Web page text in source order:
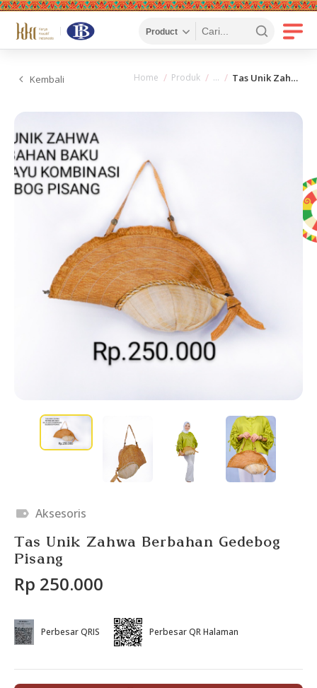
Kembali Home Produk Tas Unik Zahwa Berbahan Gedebog Pisang
Aksesoris
Tas Unik Zahwa Berbahan Gedebog
Pisang
Rp 250.000
Perbesar QRIS Perbesar QR Halaman